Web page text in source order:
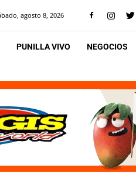
agosto 8, 2026
PUNILLA VIVO NEGOCIOS